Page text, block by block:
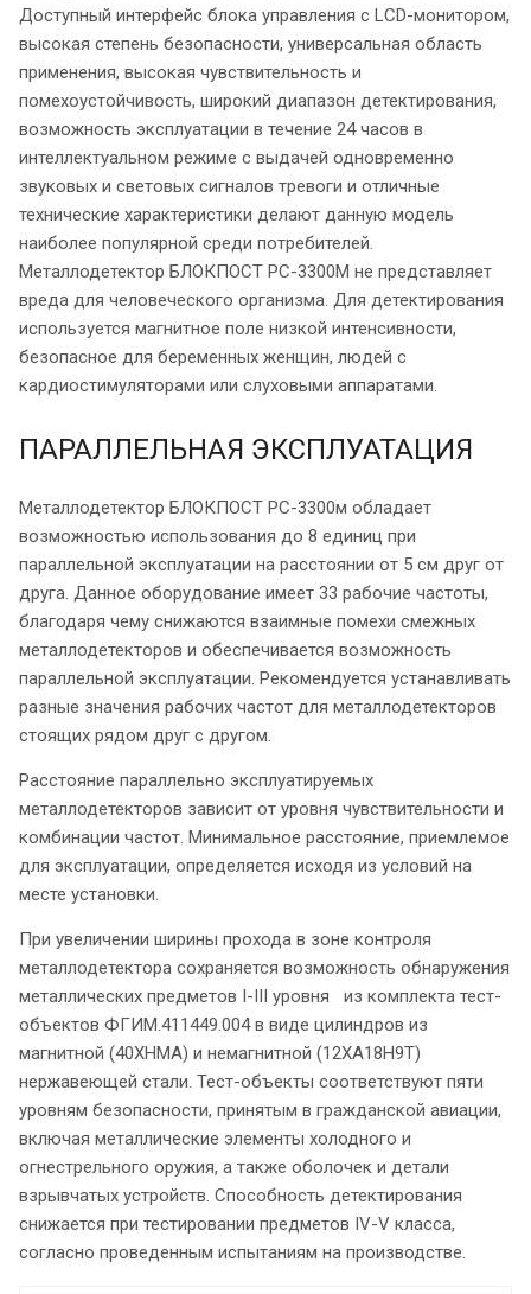
Доступный интерфейс блока управления с LCD-монитором,
высокая степень безопасности, универсальная область
применения, высокая чувствительность и
помехоустойчивость, широкий диапазон детектирования,
возможность эксплуатации в течение 24 часов в
интеллектуальном режиме с выдачей одновременно
звуковых и световых сигналов тревоги и отличные
технические характеристики делают данную модель
наиболее популярной среди потребителей.
Металлодетектор БЛОКПОСТ РС-3300М не представляет
вреда для человеческого организма. Для детектирования
используется магнитное поле низкой интенсивности,
безопасное для беременных женщин, людей с
кардиостимуляторами или слуховыми аппаратами.
ПАРАЛЛЕЛЬНАЯ ЭКСПЛУАТАЦИЯ
Металлодетектор БЛОКПОСТ РС-3300м обладает
возможностью использования до 8 единиц при
параллельной эксплуатации на расстоянии от 5 см друг от
друга. Данное оборудование имеет 33 рабочие частоты,
благодаря чему снижаются взаимные помехи смежных
металлодетекторов и обеспечивается возможность
параллельной эксплуатации. Рекомендуется устанавливать
разные значения рабочих частот для металлодетекторов
стоящих рядом друг с другом.
Расстояние параллельно эксплуатируемых
металлодетекторов зависит от уровня чувствительности и
комбинации частот. Минимальное расстояние, приемлемое
для эксплуатации, определяется исходя из условий на
месте установки.
При увеличении ширины прохода в зоне контроля
металлодетектора сохраняется возможность обнаружения
металлических предметов I-III уровня из комплекта тест-
объектов ФГИМ.411449.004 в виде цилиндров из
магнитной (40ХНМА) и немагнитной (12ХА18Н9Т)
нержавеющей стали. Тест-объекты соответствуют пяти
уровням безопасности, принятым в гражданской авиации,
включая металлические элементы холодного и
огнестрельного оружия, а также оболочек и детали
взрывчатых устройств. Способность детектирования
снижается при тестировании предметов IV-V класса,
согласно проведенным испытаниям на производстве.